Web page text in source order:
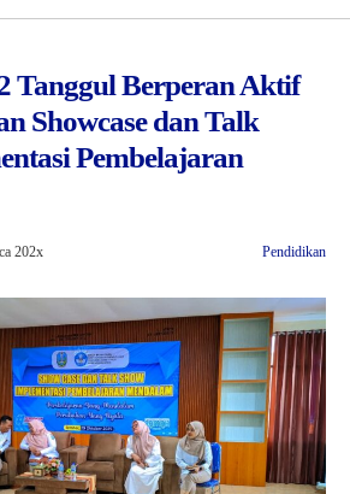
Tanggul Berperan Aktif
Showcase dan Talk
Pembelajaran
202x Pendidikan